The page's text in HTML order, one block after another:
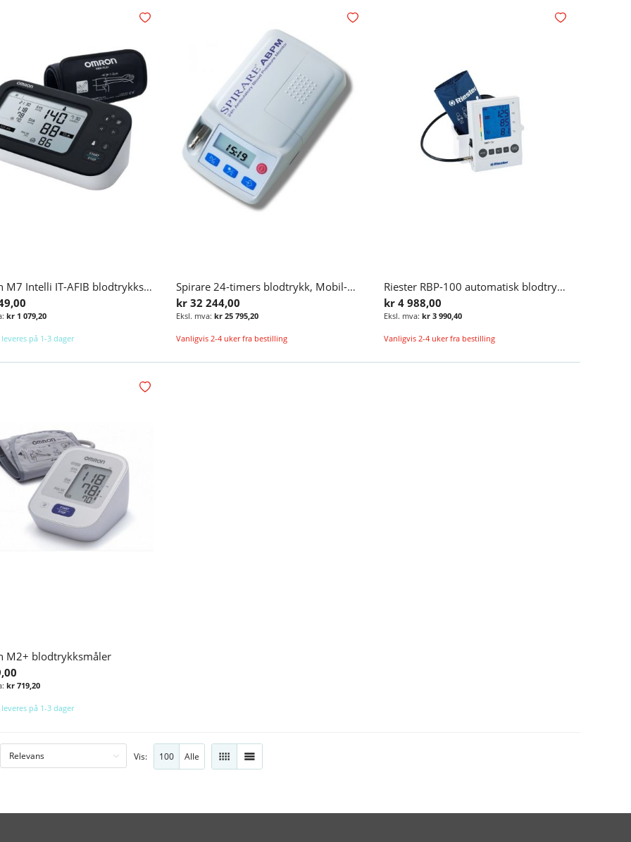
Omron M7 Intelli IT-AFIB blodtrykksmåler
kr 1 079,20
leveres på 1-3 dager Legg i handlekurv
Legg i ønskelisten
Spirare 24-timers blodtrykk, Mobil-O-Graph ABPM
kr 32 244,00
kr 25 795,20
Vanligvis 2-4 uker fra bestilling Legg i handlekurv
Legg i ønskelisten
Riester RBP-100 automatisk blodtrykksmåler, bordmodell
kr 4 988,00
kr 3 990,40
Vanligvis 2-4 uker fra bestilling
Legg i ønskelisten
M2+ blodtrykksmåler
kr 719,20
leveres på 1-3 dager
Legg i ønskelisten
Vis: 100 Alle RUTENETT
LISTE